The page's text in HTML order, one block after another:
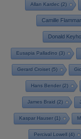
Allan Kardec (2)
Camille
Donald
Eusapia Palladino (3)
Gerard Croiset(5)
Hans Bender(2)
James Braid (2)
Kaspar Hauser(1)
Percival Lowell (4)